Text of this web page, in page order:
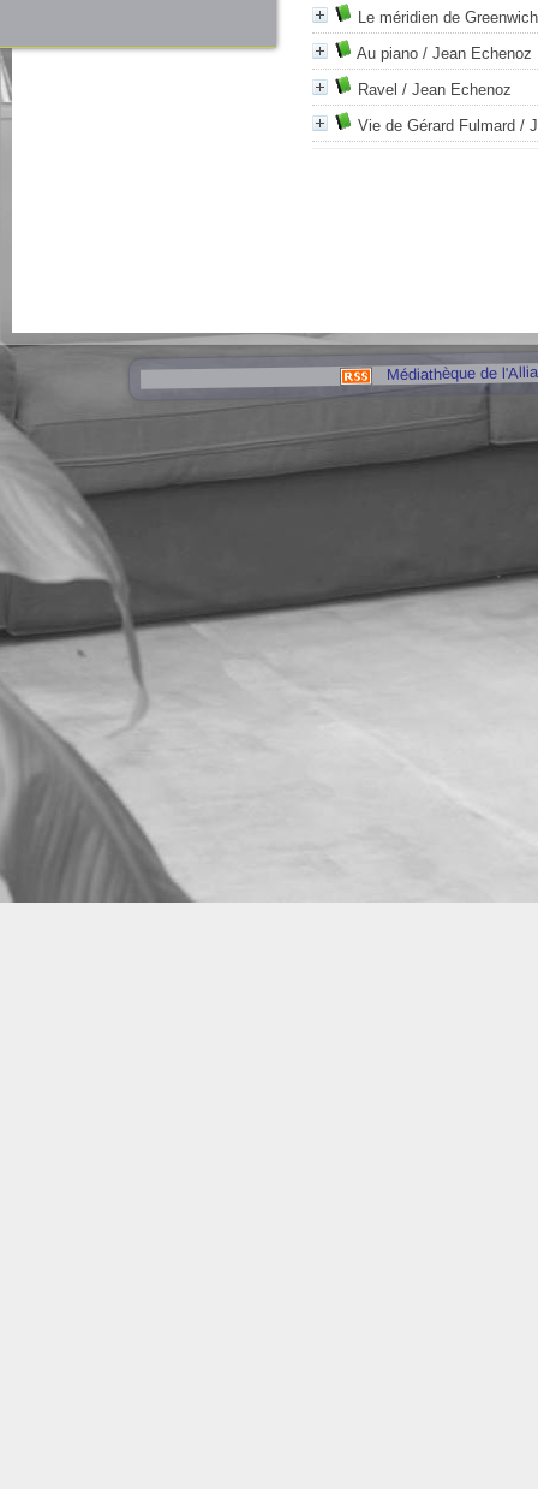
Le méridien de Greenwich
Au piano / Jean Echenoz
Ravel / Jean Echenoz
Vie de Gérard Fulmard /
Médiathèque de